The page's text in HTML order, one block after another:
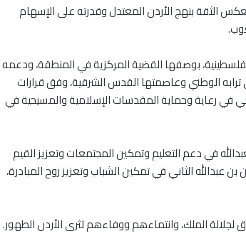
الثقة بنهج الأردن المعتدل وقدرته على الإسهام
بوصفها القضية المركزية في المنطقة، ودعمه
الوطني وعاصمتها القدس الشرقية، وفق قرارات
في رعاية وحماية المقدسات الإسلامية والمسيحية في
في دعم التعليم وتمكين المجتمعات وتعزيز القيم
عبدالله الثاني في تمكين الشباب وتعزيز روح المبادرة،
الملك، وانتماءهم ووفاءهم لثرى الأردن الطهور.